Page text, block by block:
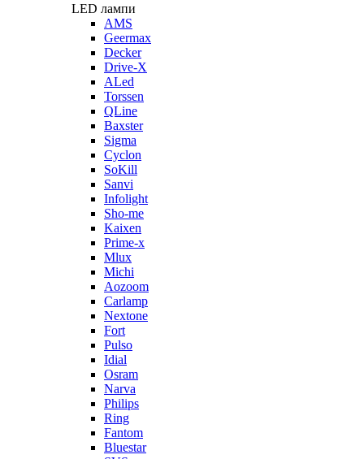
LED лампи
AMS
Geermax
Decker
Drive-X
ALed
Torssen
QLine
Baxster
Sigma
Cyclon
SoKill
Sanvi
Infolight
Sho-me
Kaixen
Prime-x
Mlux
Michi
Aozoom
Carlamp
Nextone
Fort
Pulso
Idial
Osram
Narva
Philips
Ring
Fantom
Bluestar